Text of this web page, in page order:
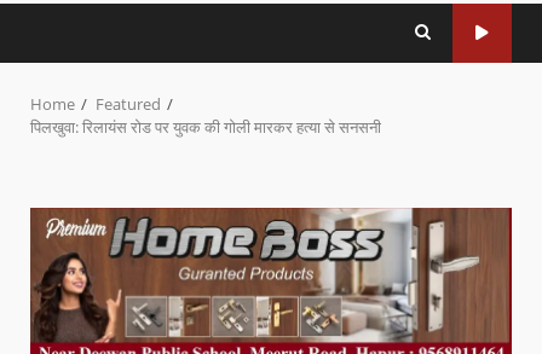
Home
Featured
पिलखुवा: रिलायंस रोड पर युवक की गोली मारकर हत्या से सनसनी